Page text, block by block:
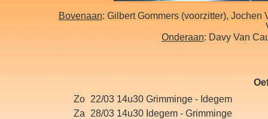
Bovenaan: Gilbert Gommers (voorzitter),
Onderaan: Davy Van
Zo
22/03 14u30 Grimminge - Idegem
Za
28/03 14u30 Idegem - Grimminge